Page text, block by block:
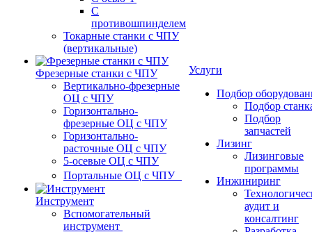
С
противошпинделем
Токарные станки с ЧПУ
(вертикальные)
Фрезерные станки с ЧПУ
Вертикально-фрезерные
ОЦ с ЧПУ
Горизонтально-
фрезерные ОЦ с ЧПУ
Горизонтально-
расточные ОЦ с ЧПУ
5-осевые ОЦ с ЧПУ
Портальные ОЦ с ЧПУ
Инструмент
Вспомогательный
инструмент
Услуги
Подбор
Подбор
Подбор
запчастей
Лизинг
Лизинговые
программы
Инжиниринг
аудит и
консалтинг